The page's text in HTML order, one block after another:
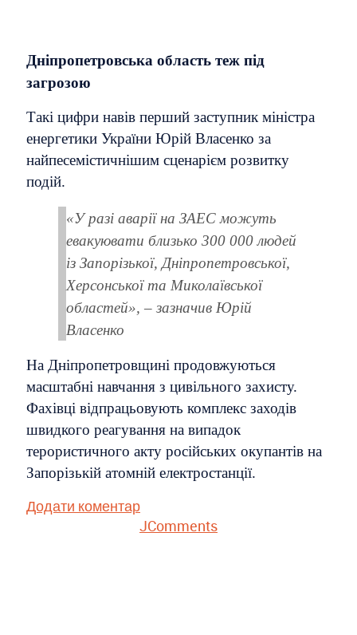
Дніпропетровська область теж під
загрозою
Такі цифри навів перший заступник міністра
енергетики України Юрій Власенко за
найпесемістичнішим сценарієм розвитку
подій.
«У разі аварії на ЗАЕС можуть
евакуювати близько 300 000 людей
із Запорізької, Дніпропетровської,
Херсонської та Миколаївської
областей», – зазначив Юрій
Власенко
На Дніпропетровщині продовжуються
масштабні навчання з цивільного захисту.
Фахівці відпрацьовують комплекс заходів
швидкого реагування на випадок
терористичного акту російських окупантів на
Запорізькій атомній електростанції.
Додати коментар
JComments